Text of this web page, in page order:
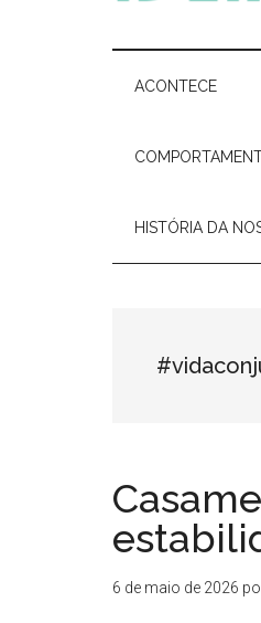
Ideia
Delas
ACONTECE
HISTÓRIA DA
6 de maio de 2026